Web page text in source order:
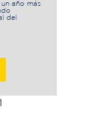
año más
del